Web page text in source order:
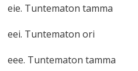
eie. Tuntematon tamma
eei. Tuntematon ori
eee. Tuntematon tamma